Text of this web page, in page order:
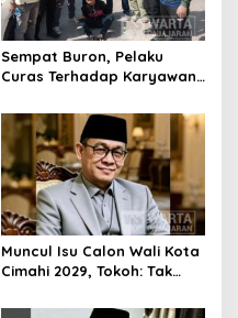
Sempat Buron, Pelaku
Curas Terhadap Karyawan
Ditangkap Polisi
Muncul Isu Calon Wali Kota
Cimahi 2029, Tokoh: Tak
Legitimasi Parpol